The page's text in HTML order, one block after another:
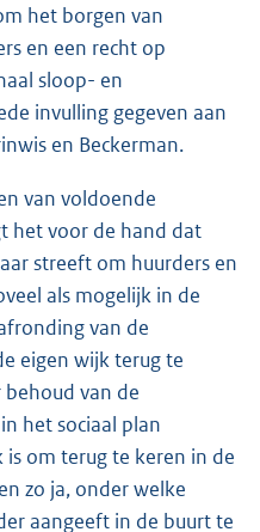
het borgen van
en een recht op
sloop- en
invulling gegeven aan
en Beckerman.
van voldoende
het voor de hand dat
streeft om huurders en
als mogelijk in de
van de
eigen wijk terug te
van de
het sociaal plan
om terug te keren in de
zo ja, onder welke
aangeeft in de buurt te